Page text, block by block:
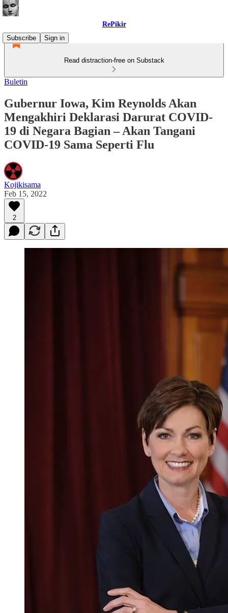
RePikir
Subscribe
Sign in
Read distraction-free on Substack
Buletin
Gubernur Iowa, Kim Reynolds Akan
Mengakhiri Deklarasi Darurat COVID-
19 di Negara Bagian – Akan Tangani
COVID-19 Sama Seperti Flu
Kojikisama
Feb 15, 2022
2